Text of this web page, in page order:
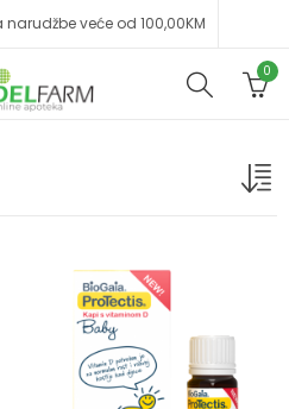
veće od 100,00KM
0